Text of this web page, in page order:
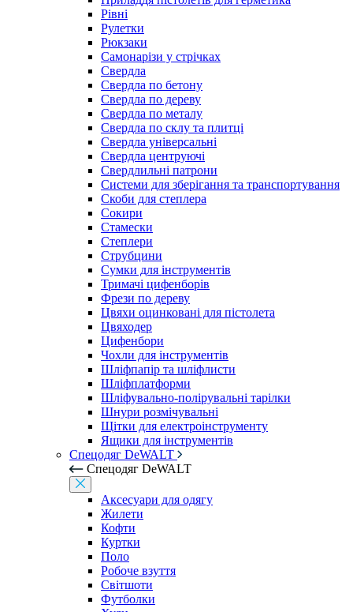
Рівні
Рулетки
Рюкзаки
Самонарізи у стрічках
Свердла
Свердла по бетону
Свердла по дереву
Свердла по металу
Свердла по склу та плитці
Свердла універсальні
Свердла центруючі
Свердлильні патрони
Системи для зберігання та транспортування
Скоби для степлера
Сокири
Стамески
Степлери
Струбцини
Сумки для інструментів
Тримачі цифенборів
Фрези по дереву
Цвяхи оцинковані для пістолета
Цвяходер
Цифенбори
Чохли для інструментів
Шліфпапір та шліфлисти
Шліфплатформи
Шліфувально-полірувальні тарілки
Шнури розмічувальні
Щітки для електроінструменту
Ящики для інструментів
Спецодяг DeWALT
Спецодяг DeWALT
Аксесуари для одягу
Жилети
Кофти
Куртки
Поло
Робоче взуття
Світшоти
Футболки